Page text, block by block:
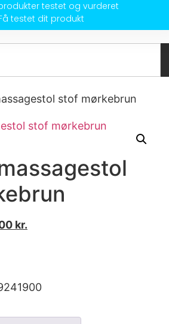
testet og vurderet
testet dit produkt
stof mørkebrun
kr.